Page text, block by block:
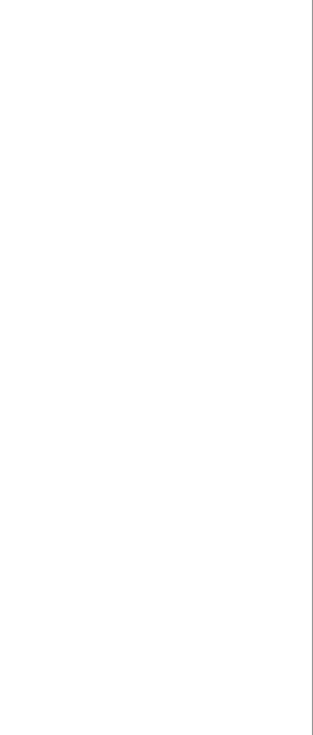
nº10 | ano III
do Castelo
| ano III
do Castelo